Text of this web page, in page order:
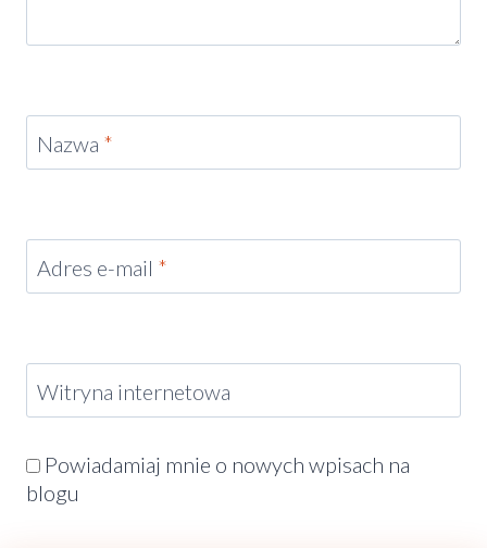
Nazwa *
Adres e-mail *
Witryna internetowa
Powiadamiaj mnie o nowych wpisach na
blogu